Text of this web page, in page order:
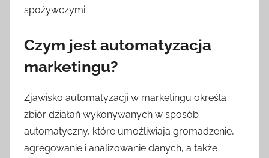
spożywczymi.
Czym jest automatyzacja
marketingu?
Zjawisko automatyzacji w marketingu określa
zbiór działań wykonywanych w sposób
automatyczny, które umożliwiają gromadzenie,
agregowanie i analizowanie danych, a także